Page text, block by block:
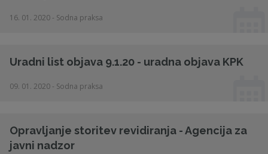
16. 01. 2020 - Sodna praksa
Uradni list objava 9.1.20 - uradna objava KPK
09. 01. 2020 - Sodna praksa
Opravljanje storitev revidiranja - Agencija za
javni nadzor